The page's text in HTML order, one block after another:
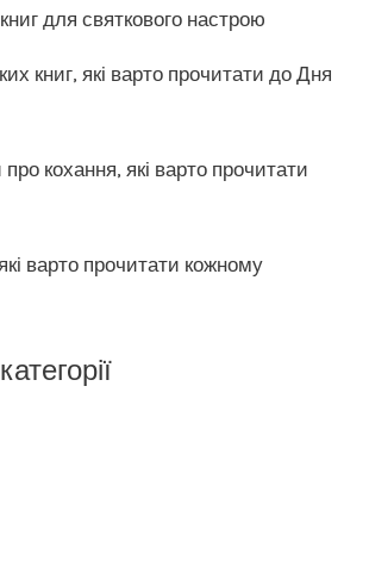
для святкового настрою
книг, які варто прочитати до Дня
кохання, які варто прочитати
варто прочитати кожному